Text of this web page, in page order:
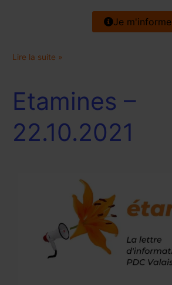
Je m'informe
Lire la suite »
Etamines –
22.10.2021
Etamines